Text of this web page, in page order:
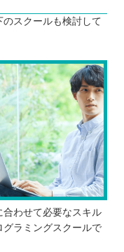
スクールも検討して
わせて必要なスキル
ラミングスクールで